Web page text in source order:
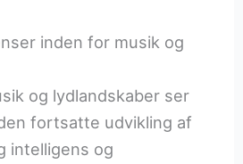
inden for musik og
og lydlandskaber ser
fortsatte udvikling af
intelligens og